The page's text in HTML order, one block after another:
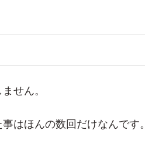
せん。
はほんの数回だけなんです。